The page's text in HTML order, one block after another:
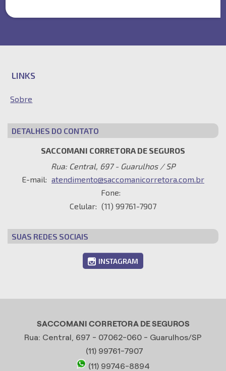
LINKS
Sobre
DETALHES DO CONTATO
SACCOMANI CORRETORA DE SEGUROS
Rua: Central, 697 - Guarulhos / SP
E-mail: atendimento@saccomanicorretora.com.br
Fone:
Celular: (11) 99761-7907
SUAS REDES SOCIAIS
INSTAGRAM
SACCOMANI CORRETORA DE SEGUROS
Rua: Central, 697 - 07062-060 - Guarulhos/SP
(11) 99761-7907
(11) 99746-8894